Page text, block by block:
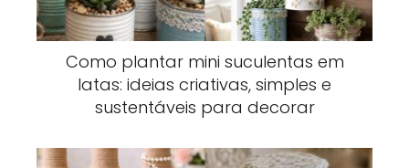
Como plantar mini suculentas em
latas: ideias criativas, simples e
sustentáveis para decorar